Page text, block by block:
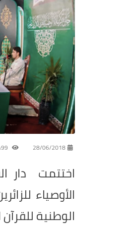
28/06/2018
اختتمت دار
الأوصياء
الوطنية